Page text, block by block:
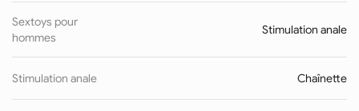
Sextoys pour
hommes
Stimulation anale
Stimulation anale Chaînette